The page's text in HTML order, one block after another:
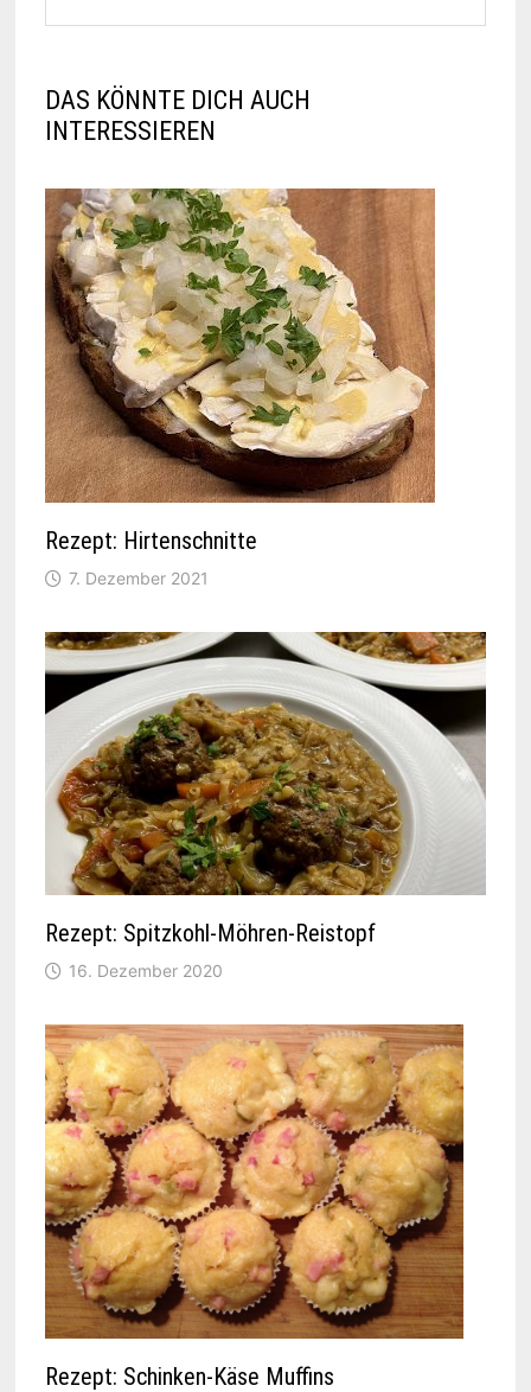
DAS KÖNNTE DICH AUCH
INTERESSIEREN
Rezept: Hirtenschnitte
7. Dezember 2021
Rezept: Spitzkohl-Möhren-Reistopf
16. Dezember 2020
Rezept: Schinken-Käse Muffins